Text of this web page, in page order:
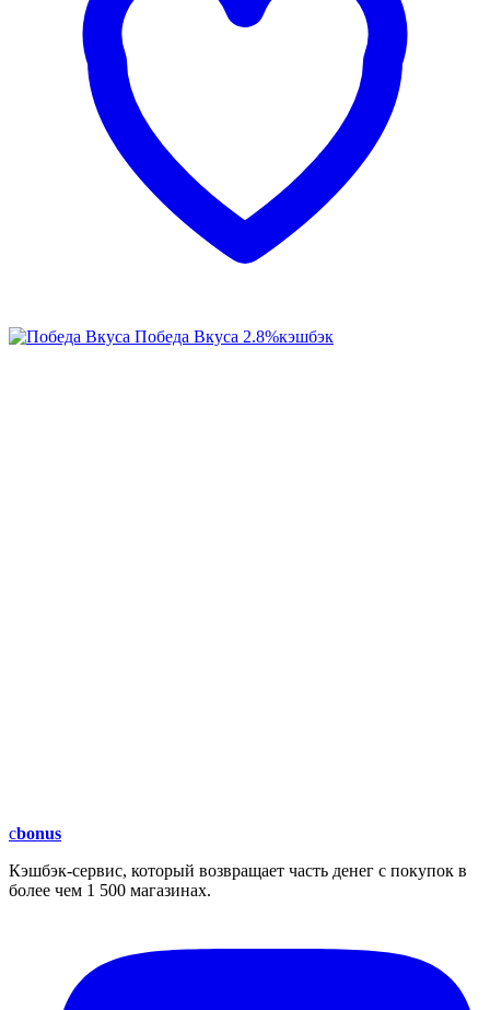
Победа Вкуса 2.8%кэшбэк
cbonus
Кэшбэк-сервис, который возвращает часть денег с покупок в
более чем 1 500 магазинах.